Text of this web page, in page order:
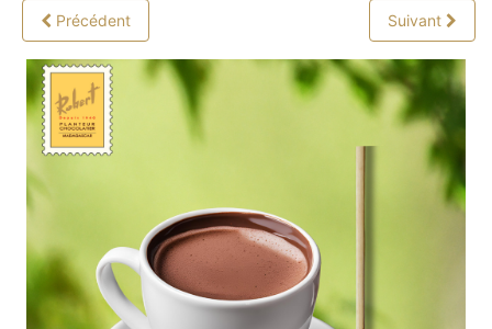
Précédent Suivant